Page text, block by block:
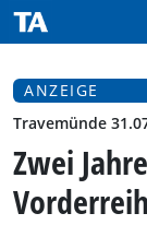
ANZEIGE
Travemünde
Zwei